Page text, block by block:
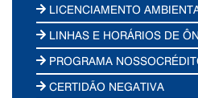
LICENCIAMENTO
LINHAS E HORÁRIOS DE
PROGRAMA
CERTIDÃO NEGATIVA